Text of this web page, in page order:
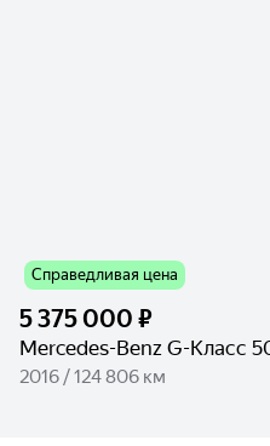
Справедливая цена
5 375 000 ₽
Mercedes-Benz G-Класс
2016 / 124 806 км